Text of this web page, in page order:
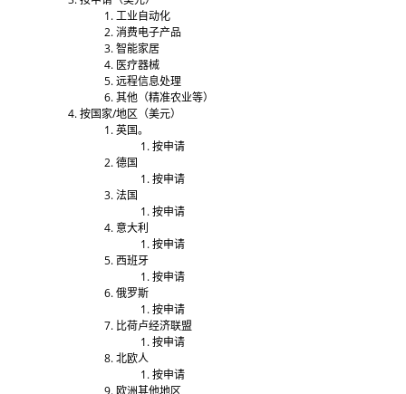
工业自动化
消费电子产品
智能家居
医疗器械
远程信息处理
其他（精准农业等）
按国家/地区（美元）
英国。
按申请
德国
按申请
法国
按申请
意大利
按申请
西班牙
按申请
俄罗斯
按申请
比荷卢经济联盟
按申请
北欧人
按申请
欧洲其他地区